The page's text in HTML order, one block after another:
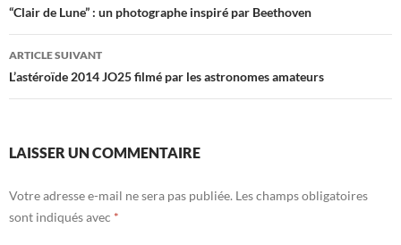
des
articles
“Clair de Lune” : un photographe inspiré par Beethoven
ARTICLE SUIVANT
L’astéroïde 2014 JO25 filmé par les astronomes amateurs
LAISSER UN COMMENTAIRE
Votre adresse e-mail ne sera pas publiée. Les champs obligatoires
sont indiqués avec *